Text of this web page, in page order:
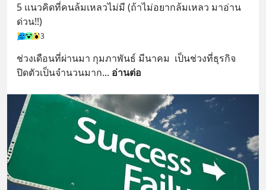
5 แนวคิดที่คนล้มเหลวไม่มี (ถ้าไม่อยากล้มเหลว มาอ่าน
ด่วน!!)
3
ช่วงเดือนที่ผ่านมา กุมภาพันธ์ มีนาคม  เป็นช่วงที่ธุรกิจ
ปิดตัวเป็นจำนวนมาก... อ่านต่อ